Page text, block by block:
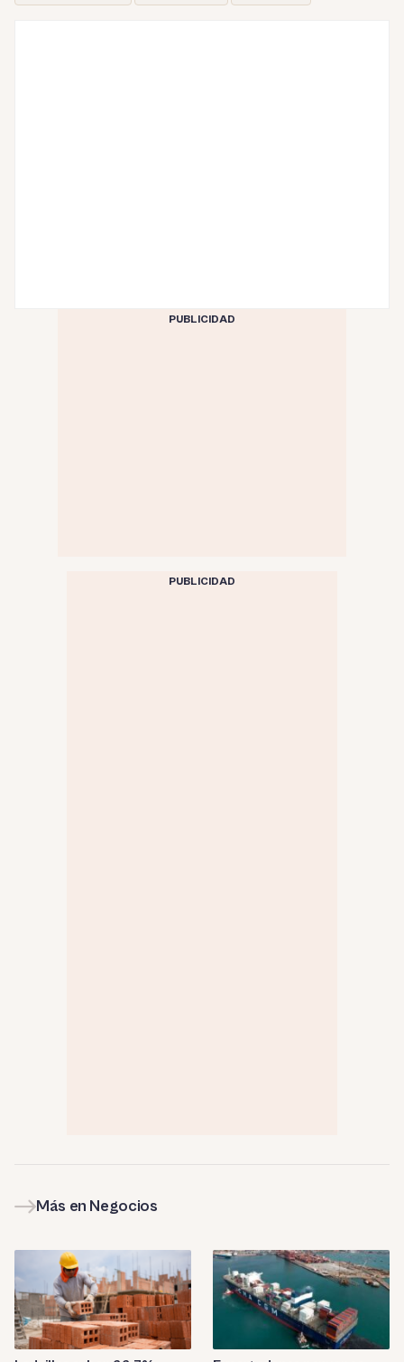
PUBLICIDAD
PUBLICIDAD
Más en Negocios